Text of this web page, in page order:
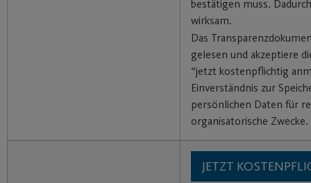
bestätigen muss.
wirksam.
Das
gelesen und akzeptiere
“jetzt kostenpflichtig
Einverständnis zur
persönlichen Daten für
organisatorische Zwecke.